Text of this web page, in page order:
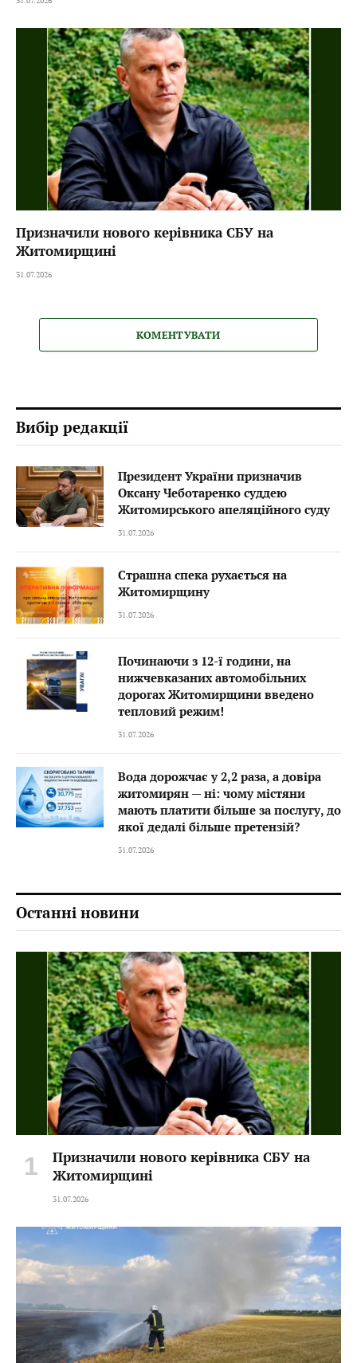
Призначили нового керівника СБУ на
Житомирщині
31.07.2026
КОМЕНТУВАТИ
Вибір редакції
Президент України призначив
Оксану Чеботаренко суддею
Житомирського апеляційного суду
31.07.2026
Страшна спека рухається на
Житомирщину
31.07.2026
Починаючи з 12-ї години, на
нижчевказаних автомобільних
дорогах Житомирщини введено
тепловий режим!
31.07.2026
Вода дорожчає у 2,2 раза, а довіра
житомирян — ні: чому містяни
мають платити більше за послугу, до
якої дедалі більше претензій?
31.07.2026
Останні новини
Призначили нового керівника СБУ на
Житомирщині
31.07.2026